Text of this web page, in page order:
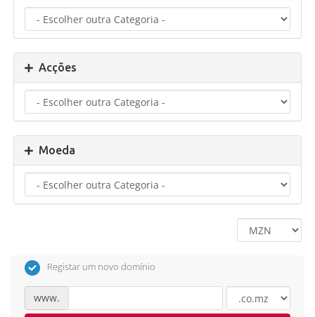
Acções
Moeda
Registar um novo domínio
www.